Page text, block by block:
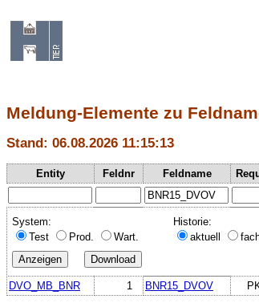
Meldung-Elemente zu
Stand: 06.08.2026 11:15:13
Entity Feldnr Feldname
System:
Test
Prod. Wart.
Historie:
aktuell
DVO_MB_BNR 1 BNR15_DVOV